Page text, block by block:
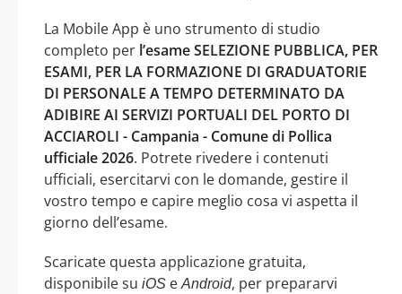
La Mobile App è uno strumento di studio
completo per l’esame SELEZIONE PUBBLICA, PER
ESAMI, PER LA FORMAZIONE DI GRADUATORIE
DI PERSONALE A TEMPO DETERMINATO DA
ADIBIRE AI SERVIZI PORTUALI DEL PORTO DI
ACCIAROLI - Campania - Comune di Pollica
ufficiale 2026. Potrete rivedere i contenuti
ufficiali, esercitarvi con le domande, gestire il
vostro tempo e capire meglio cosa vi aspetta il
giorno dell’esame.
Scaricate questa applicazione gratuita,
disponibile su iOS eAndroid, per prepararvi